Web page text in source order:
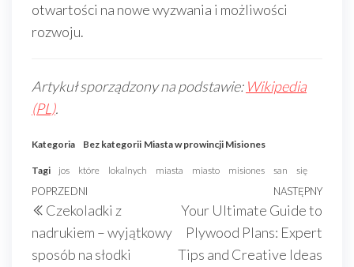
otwartości na nowe wyzwania i możliwości
rozwoju.
Artykuł sporządzony na podstawie: Wikipedia
(PL).
Kategoria Bez kategorii Miasta w prowincji Misiones
Tagi jos które lokalnych miasta miasto misiones san się
Nawigacja
wpisu
Poprzedni
wpis
POPRZEDNI
Czekoladki z
nadrukiem – wyjątkowy
sposób na słodki
NASTĘPNY
Your Ultimate Guide to
Plywood Plans: Expert
Tips and Creative Ideas